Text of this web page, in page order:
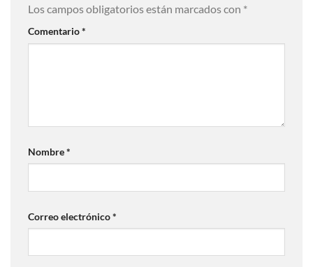
Los campos obligatorios están marcados con *
Comentario*
Nombre*
Correo electrónico*